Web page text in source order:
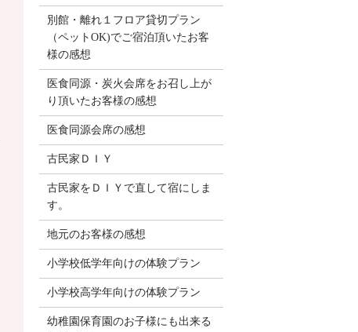
別館・離れ１フロア貸切プラン
（ペットOK)でご宿泊頂いたお客
様の感想
医食同源・炭火会席をお召し上が
り頂いたお客様の感想
医食同源会席の感想
古民家ＤＩＹ
古民家をＤＩＹで直して宿にしま
す。
地元のお客様の感想
小学校低学年向けの体験プラン
小学校高学年向けの体験プラン
幼稚園保育園のお子様にも出来る